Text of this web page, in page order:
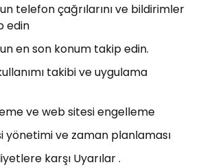
telefon çağrılarını ve bildirimler
edin
en son konum takip edin.
takibi ve uygulama
ve web sitesi engelleme
yönetimi ve zaman planlaması
karşı Uyarılar .